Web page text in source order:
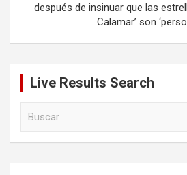
después de insinuar que las
Calamar’ son
Live Results Search